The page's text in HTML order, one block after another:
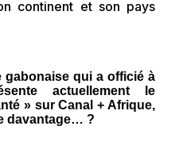
continent et son pays
gabonaise qui a officié à
actuellement le
» sur Canal + Afrique,
davantage… ?